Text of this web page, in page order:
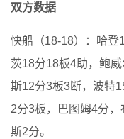
双方数据
快船（18-18）：哈登
茨18分18板4助，鲍
斯12分3板3断，波特
2分3板，巴图姆4分
斯2分。